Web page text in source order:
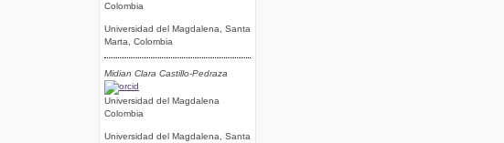
Colombia
Universidad del Magdalena, Santa
Marta, Colombia
Midian Clara Castillo-Pedraza
Universidad del Magdalena
Colombia
Universidad del Magdalena, Santa